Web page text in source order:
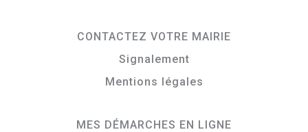
CONTACTEZ VOTRE MAIRIE
Signalement
Mentions légales
MES DÉMARCHES EN LIGNE